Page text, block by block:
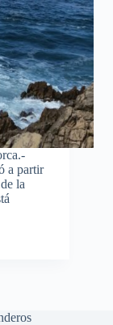
a partir
la